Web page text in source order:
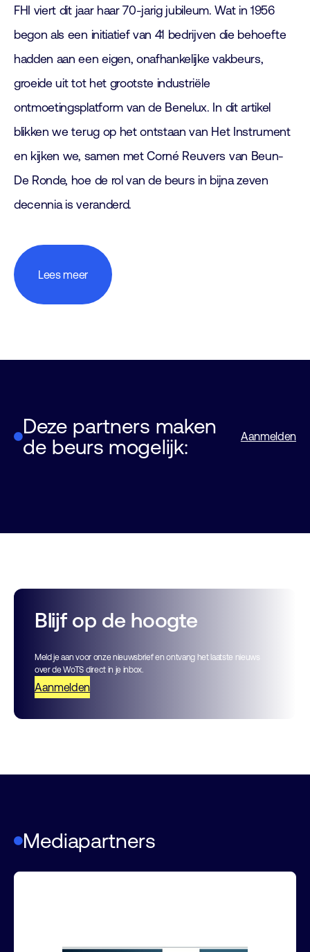
FHI viert dit jaar haar 70-jarig jubileum. Wat in 1956
begon als een initiatief van 41 bedrijven die behoefte
hadden aan een eigen, onafhankelijke vakbeurs,
groeide uit tot het grootste industriële
ontmoetingsplatform van de Benelux. In dit artikel
blikken we terug op het ontstaan van Het Instrument
en kijken we, samen met Corné Reuvers van Beun-
De Ronde, hoe de rol van de beurs in bijna zeven
decennia is veranderd.
Lees meer
Deze partners maken
de beurs mogelijk:
Aanmelden
FHI, Federatie van
technologiebranches
Feda
Machevo & Bulk vereniging
Blijf op de hoogte
Meld je aan voor onze nieuwsbrief en ontvang het laatste nieuws
over de WoTS direct in je inbox.
Aanmelden
Mediapartners